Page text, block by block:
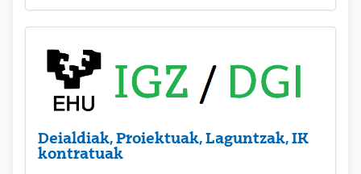
Deialdiak, Proiektuak, Laguntzak, IK
kontratuak